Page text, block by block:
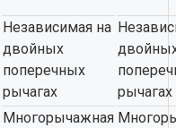
Независимая на
двойных
поперечных
рычагах
рычагах
Многорычажная